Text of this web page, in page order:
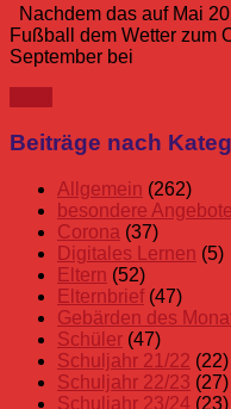
Nachdem das auf Mai
Fußball dem Wetter zum
September bei
Beiträge nach
Allgemein (262)
besondere Angebote
Corona (37)
Digitales Lernen (5)
Eltern (52)
Elternbrief(47)
Gebärden des
Schüler (47)
Schuljahr 21/22 (22)
Schuljahr 22/23 (27)
Schuljahr 23/24 (23)